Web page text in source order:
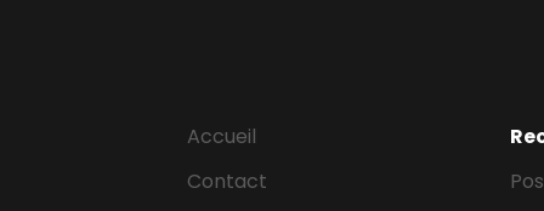
Accueil
Contact